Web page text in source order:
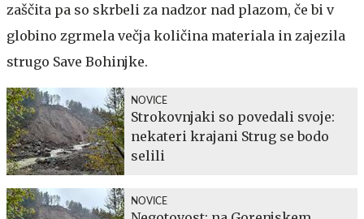
zaščita pa so skrbeli za nadzor nad plazom, če bi v
globino zgrmela večja količina materiala in zajezila
strugo Save Bohinjke.
NOVICE
Strokovnjaki so povedali svoje:
nekateri krajani Strug se bodo
selili
NOVICE